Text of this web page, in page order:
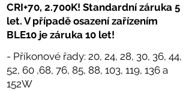
CRI+70, 2.700K! Standardní záruka 5
let. V případě osazení zařízením
BLE10 je záruka 10 let!
- Příkonové řady: 20, 24, 28, 30, 36, 44,
52, 60 ,68, 76, 85, 88, 103, 119, 136 a
152W